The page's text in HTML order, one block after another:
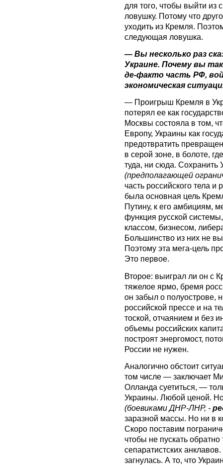
для того, чтобы выйти из
ловушку. Потому что
уходить из Кремля.
следующая ловушка.
— Вы несколько раз
Украине. Почему вы
де-факто часть РФ,
экономическая
— Проигрыш Кремля в
потерял ее как
Москвы состояла в том,
Европу, Украины как
предотвратить
в серой зоне, в болоте,
туда, ни сюда. Сохранить
(предполагающей
часть российского тела и
была основная цель
Путину, к его амбициям,
функция русской
классом, бизнесом,
Большинство из них не
Поэтому эта мега-цель
Это первое.
Второе: выиграл ли он с
тяжелое ярмо, бремя
он забыл о полуострове,
российской прессе и на
тоской, отчаянием и без
объемы российских
построят энергомост,
России не нужен.
Аналогично обстоит
том числе — заключает
Олланда суетиться, —
Украины. Любой ценой.
(боевиками ДНР-ЛНР, -
заразной массы. Но ни в
Скоро поставим
чтобы не пускать
сепаратистских
загнулась. А то, что